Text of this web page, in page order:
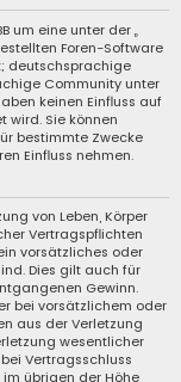
um eine unter der „
Foren-Software
deutschsprachige
Community unter
keinen Einfluss auf
wird. Sie können
bestimmte Zwecke
Einfluss nehmen.
von Leben, Körper
Vertragspflichten
vorsätzliches oder
Dies gilt auch für
Gewinn.
bei vorsätzlichem oder
aus der Verletzung
wesentlicher
Vertragsschluss
übrigen der Höhe